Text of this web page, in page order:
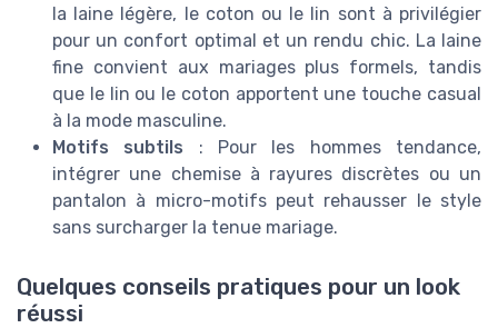
la laine légère, le coton ou le lin sont à privilégier
pour un confort optimal et un rendu chic. La laine
fine convient aux mariages plus formels, tandis
que le lin ou le coton apportent une touche casual
à la mode masculine.
Motifs subtils : Pour les hommes tendance,
intégrer une chemise à rayures discrètes ou un
pantalon à micro-motifs peut rehausser le style
sans surcharger la tenue mariage.
Quelques conseils pratiques pour un look
réussi